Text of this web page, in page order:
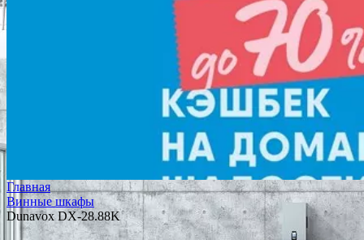
Главная
Винные шкафы
Dunavox DX-28.88K